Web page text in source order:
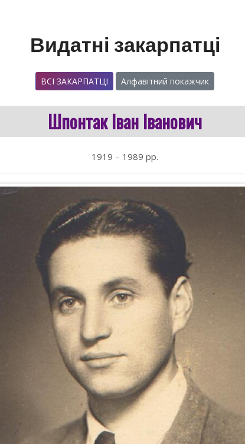
Видатні закарпатці
ВСІ ЗАКАРПАТЦІ Алфавітний покажчик
Шпонтак Іван Іванович
1919 – 1989 рр.